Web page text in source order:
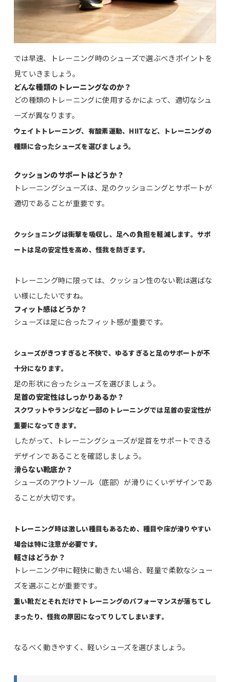
では早速、トレーニング時のシューズで選ぶべきポイントを
見ていきましょう。
どんな種類のトレーニングなのか？
どの種類のトレーニングに使用するかによって、適切なシュ
ーズが異なります。
ウェイトトレーニング、有酸素運動、HIITなど、トレーニングの
種類に合ったシューズを選びましょう。
クッションのサポートはどうか？
トレーニングシューズは、足のクッショニングとサポートが
適切であることが重要です。
クッショニングは衝撃を吸収し、足への負担を軽減します。サポ
ートは足の安定性を高め、怪我を防ぎます。
トレーニング時に限っては、クッション性のない靴は選ばな
い様にしたいですね。
フィット感はどうか？
シューズは足に合ったフィット感が重要です。
シューズがきつすぎると不快で、ゆるすぎると足のサポートが不
十分になります。
足の形状に合ったシューズを選びましょう。
足首の安定性はしっかりあるか？
スクワットやランジなど一部のトレーニングでは足首の安定性が
重要になってきます。
したがって、トレーニングシューズが足首をサポートできる
デザインであることを確認しましょう。
滑らない靴底か？
シューズのアウトソール（底部）が滑りにくいデザインであ
ることが大切です。
トレーニング時は激しい種目もあるため、種目や床が滑りやすい
場合は特に注意が必要です。
軽さはどうか？
トレーニング中に軽快に動きたい場合、軽量で柔軟なシュー
ズを選ぶことが重要です。
重い靴だとそれだけでトレーニングのパフォーマンスが落ちてし
まったり、怪我の原因になってりしてしまいます。
なるべく動きやすく、軽いシューズを選びましょう。